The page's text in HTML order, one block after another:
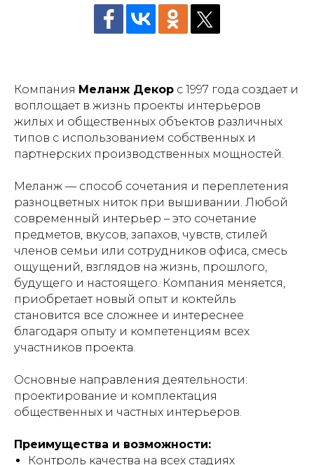
Компания Меланж Декор с 1997 года создает и
воплощает в жизнь проекты интерьеров
жилых и общественных объектов различных
типов с использованием собственных и
партнерских производственных мощностей.
Меланж — способ сочетания и переплетения
разноцветных ниток при вышивании. Любой
современный интерьер – это сочетание
предметов, вкусов, запахов, чувств, стилей
членов семьи или сотрудников офиса, смесь
ощущений, взглядов на жизнь, прошлого,
будущего и настоящего. Компания меняется,
приобретает новый опыт и коктейль
становится все сложнее и интереснее
благодаря опыту и компетенциям всех
участников проекта.
Основные направления деятельности:
проектирование и комплектация
общественных и частных интерьеров.
Преимущества и возможности:
Контроль качества на всех стадиях